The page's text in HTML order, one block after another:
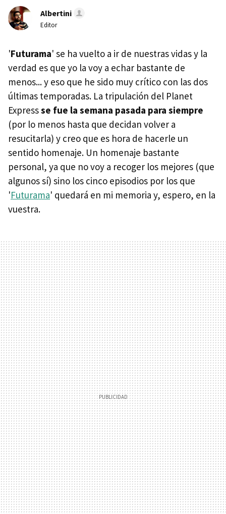
Albertini
Editor
'Futurama' se ha vuelto a ir de nuestras vidas y la
verdad es que yo la voy a echar bastante de
menos... y eso que he sido muy crítico con las dos
últimas temporadas. La tripulación del Planet
Expressse fue la semana pasada para siempre
(por lo menos hasta que decidan volver a
resucitarla) y creo que es hora de hacerle un
sentido homenaje. Un homenaje bastante
personal, ya que no voy a recoger los mejores (que
algunos sí) sino los cinco episodios por los que
'Futurama' quedará en mi memoria y, espero, en la
vuestra.